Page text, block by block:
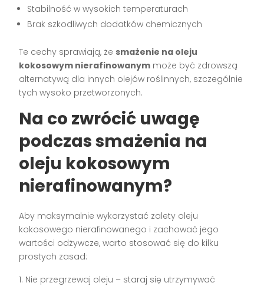
Stabilność w wysokich temperaturach
Brak szkodliwych dodatków chemicznych
Te cechy sprawiają, że smażenie na oleju
kokosowym nierafinowanym może być zdrowszą
alternatywą dla innych olejów roślinnych, szczególnie
tych wysoko przetworzonych.
Na co zwrócić uwagę
podczas smażenia na
oleju kokosowym
nierafinowanym?
Aby maksymalnie wykorzystać zalety oleju
kokosowego nierafinowanego i zachować jego
wartości odżywcze, warto stosować się do kilku
prostych zasad:
Nie przegrzewaj oleju – staraj się utrzymywać